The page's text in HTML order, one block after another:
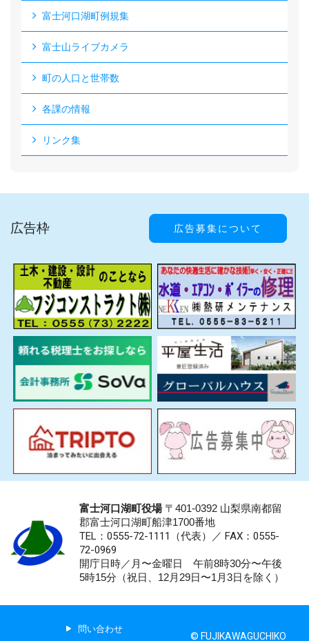
富士河口湖町例規集
富士山ライブカメラ
町の人口と世帯数
各課の情報
リンク集
広告枠 広告募集について
富士河口湖町役場〒401-0392 山梨県南都留
郡富士河口湖町船津1700番地
TEL：0555-72-1111 （代表）／ FAX：0555-
72-0969
開庁日時／月〜金曜日 午前8時30分〜午後
5時15分（祝日、12月29日〜1月3日を除く）
問い合わせ
© FUJIKAWAGUCHIKO